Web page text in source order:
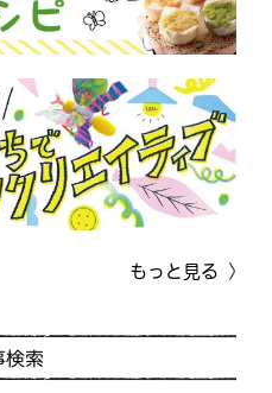
もっと見る
検索